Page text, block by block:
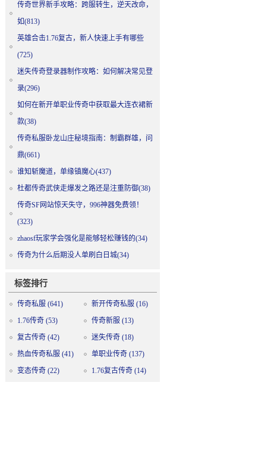
传奇世界新手攻略：跨服转生，逆天改命，
如(813)
英雄合击1.76复古，新人快速上手有哪些
(725)
迷失传奇登录器制作攻略：如何解决常见登
录(296)
如何在新开单职业传奇中获取最大连衣裙新
款(38)
传奇私服卧龙山庄秘境指南：制霸群雄，问
鼎(661)
谁知斩魔道，单缘镇魔心(437)
杜都传奇武侠走爆发之路还是注重防御(38)
传奇SF网站惊天失守，996神器免费领！
(323)
zhaosf玩家学会强化是能够轻松赚钱的(34)
传奇为什么后期没人单刷白日城(34)
标签排行
传奇私服 (641) 新开传奇私服 (16)
1.76传奇 (53) 传奇新服 (13)
复古传奇 (42) 迷失传奇 (18)
热血传奇私服 (41) 单职业传奇 (137)
变态传奇 (22) 1.76复古传奇 (14)